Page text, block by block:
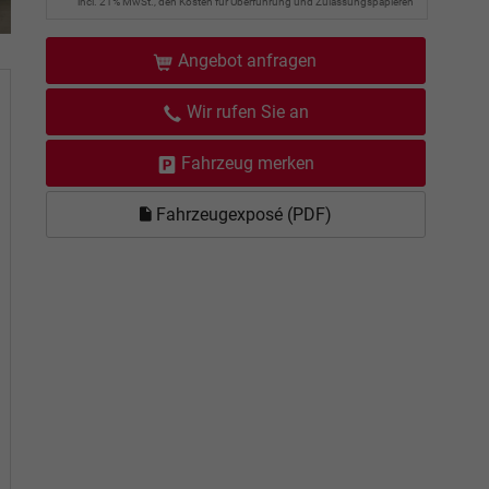
Angebot anfragen
Wir rufen Sie an
Fahrzeug merken
Fahrzeugexposé (PDF)